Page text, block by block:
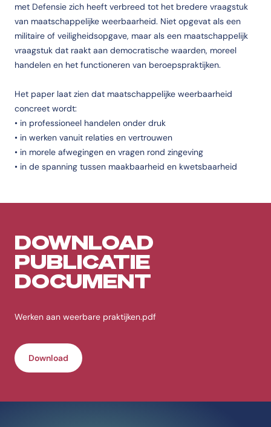
met Defensie zich heeft verbreed tot het bredere vraagstuk
van maatschappelijke weerbaarheid. Niet opgevat als een
militaire of veiligheidsopgave, maar als een maatschappelijk
vraagstuk dat raakt aan democratische waarden, moreel
handelen en het functioneren van beroepspraktijken.
Het paper laat zien dat maatschappelijke weerbaarheid
concreet wordt:
• in professioneel handelen onder druk
• in werken vanuit relaties en vertrouwen
• in morele afwegingen en vragen rond zingeving
• in de spanning tussen maakbaarheid en kwetsbaarheid
DOWNLOAD
PUBLICATIE
DOCUMENT
Werken aan weerbare praktijken.pdf
Download